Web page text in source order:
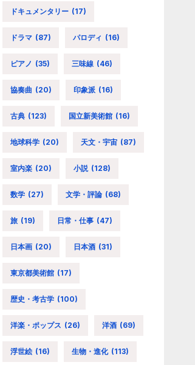
ドキュメンタリー (17)
ドラマ (87) パロディ (16)
ピアノ (35) 三味線 (46)
協奏曲 (20) 印象派 (16)
古典 (123) 国立新美術館 (16)
地球科学 (20) 天文・宇宙 (87)
室内楽 (20) 小説 (128)
数学 (27) 文学・評論 (68)
旅 (19) 日常・仕事 (47)
日本画 (20) 日本酒 (31)
東京都美術館 (17)
歴史・考古学 (100)
洋楽・ポップス (26) 洋酒 (69)
浮世絵 (16) 生物・進化 (113)